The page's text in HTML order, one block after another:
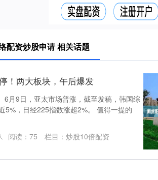
配资炒股申请 相关话题
！两大板块，午后爆发
6月9日，亚太市场普涨，截至发稿，韩国综
5%，日经225指数涨超2%。 值得一提的
阅读： 75 栏目： 炒股10倍配资